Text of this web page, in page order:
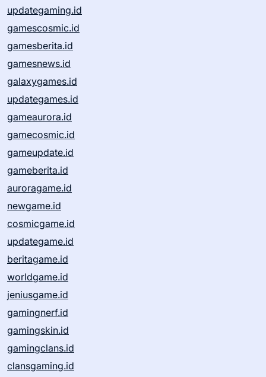
updategaming.id
gamescosmic.id
gamesberita.id
gamesnews.id
galaxygames.id
updategames.id
gameaurora.id
gamecosmic.id
gameupdate.id
gameberita.id
auroragame.id
newgame.id
cosmicgame.id
updategame.id
beritagame.id
worldgame.id
jeniusgame.id
gamingnerf.id
gamingskin.id
gamingclans.id
clansgaming.id